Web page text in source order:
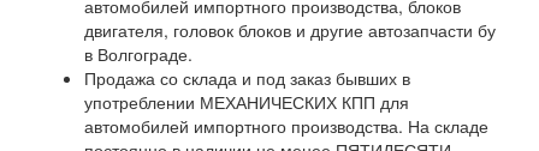
автомобилей импортного производства, блоков
двигателя, головок блоков и другие автозапчасти бу
в Волгограде.
Продажа со склада и под заказ бывших в
употреблении МЕХАНИЧЕСКИХ КПП для
автомобилей импортного производства. На складе